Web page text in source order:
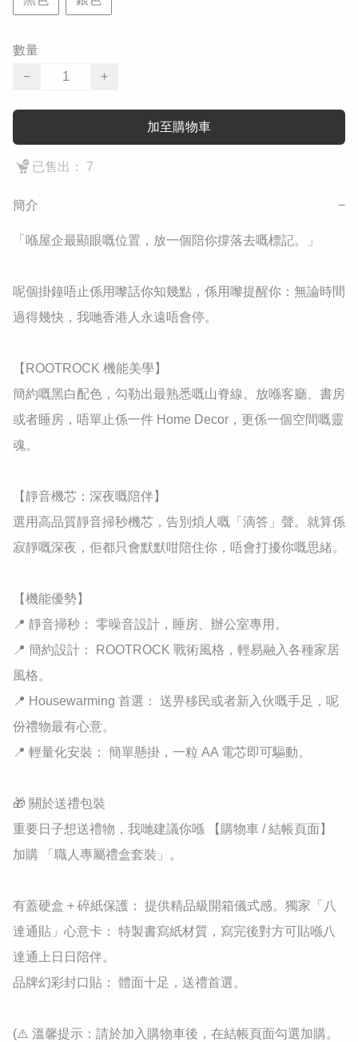
數量
−
+
加至購物車
已售出： 7
簡介 −
​「喺屋企最顯眼嘅位置，放一個陪你撐落去嘅標記。」
​呢個掛鐘唔止係用嚟話你知幾點，係用嚟提醒你：無論時間
過得幾快，我哋香港人永遠唔會停。
​【ROOTROCK 機能美學】
簡約嘅黑白配色，勾勒出最熟悉嘅山脊線。放喺客廳、書房
或者睡房，唔單止係一件 Home Decor，更係一個空間嘅靈
魂。
​【靜音機芯：深夜嘅陪伴】
選用高品質靜音掃秒機芯，告別煩人嘅「滴答」聲。就算係
寂靜嘅深夜，佢都只會默默咁陪住你，唔會打擾你嘅思緒。
​【機能優勢】
​📍 靜音掃秒： 零噪音設計，睡房、辦公室專用。
​📍 簡約設計： ROOTROCK 戰術風格，輕易融入各種家居
風格。
​📍 Housewarming 首選： 送畀移民或者新入伙嘅手足，呢
份禮物最有心意。
​📍 輕量化安裝： 簡單懸掛，一粒 AA 電芯即可驅動。
🎁 關於送禮包裝
重要日子想送禮物，我哋建議你喺 【購物車 / 結帳頁面】
加購 「職人專屬禮盒套裝」。
有蓋硬盒 + 碎紙保護： 提供精品級開箱儀式感。獨家「八
達通貼」心意卡： 特製書寫紙材質，寫完後對方可貼喺八
達通上日日陪伴。
品牌幻彩封口貼： 體面十足，送禮首選。
(⚠️ 溫馨提示：請於加入購物車後，在結帳頁面勾選加購。